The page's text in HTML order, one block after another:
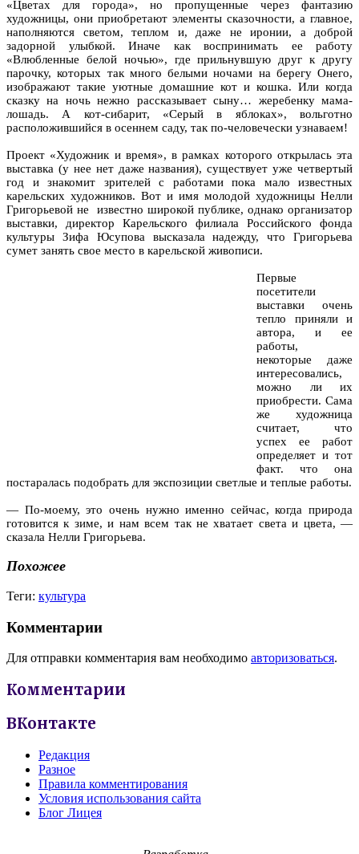
«Цветах для города», но пропущенные через фантазию
художницы, они приобретают элементы сказочности, а главное,
наполняются светом, теплом и, даже не иронии, а доброй
задорной улыбкой. Иначе как воспринимать ее работу
«Влюбленные белой ночью», где прильнувшую друг к другу
парочку, которых так много белыми ночами на берегу Онего,
изображают такие уютные домашние кот и кошка. Или когда
сказку на ночь нежно рассказывает сыну… жеребенку мама-
лошадь. А кот-сибарит, «Серый в яблоках», вольготно
расположившийся в осеннем саду, так по-человечески узнаваем!
Проект «Художник и время», в рамках которого открылась эта
выставка (у нее нет даже названия), существует уже четвертый
год и знакомит зрителей с работами пока мало известных
карельских художников. Вот и имя молодой художницы Нелли
Григорьевой не известно широкой публике, однако организатор
выставки, директор Карельского филиала Российского фонда
культуры Зифа Юсупова высказала надежду, что Григорьева
сумет занять свое место в карельской живописи.
Первые
посетители
выставки очень
тепло приняли и
автора, и ее
работы,
некоторые даже
интересовались,
можно ли их
приобрести. Сама
же художница
считает, что
успех ее работ
определяет и тот
факт. что она
постаралась подобрать для экспозиции светлые и теплые работы.
— По-моему, это очень нужно именно сейчас, когда природа
готовится к зиме, и нам всем так не хватает света и цвета, —
сказала Нелли Григорьева.
Похожее
Теги: культура
Комментарии
Для отправки комментария вам необходимо авторизоваться.
Комментарии
ВКонтакте
Редакция
Разное
Правила комментирования
Условия использования сайта
Блог Лицея